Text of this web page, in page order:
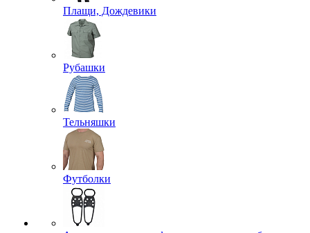
Плащи, Дождевики
Рубашки
Тельняшки
Футболки